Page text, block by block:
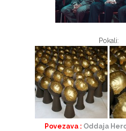
Pokali:
Povezava : Oddaja